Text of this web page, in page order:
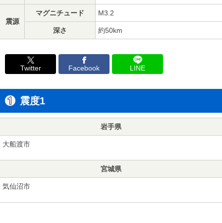
震源
マグニチュード M3.2
深さ 約50km
Twitter Facebook LINE
震度1
岩手県
大船渡市
宮城県
気仙沼市